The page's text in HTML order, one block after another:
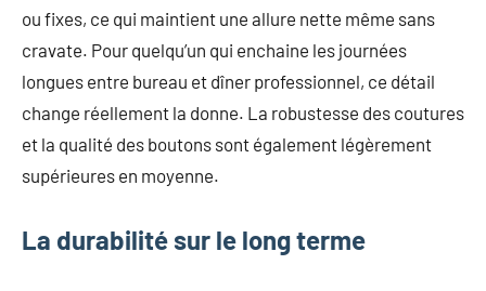
ou fixes, ce qui maintient une allure nette même sans
cravate. Pour quelqu’un qui enchaine les journées
longues entre bureau et dîner professionnel, ce détail
change réellement la donne. La robustesse des coutures
et la qualité des boutons sont également légèrement
supérieures en moyenne.
La durabilité sur le long terme